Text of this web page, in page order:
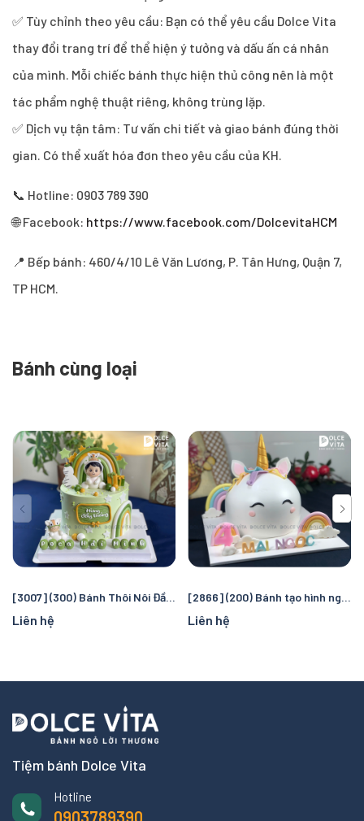
✅ Tùy chỉnh theo yêu cầu: Bạn có thể yêu cầu Dolce Vita
thay đổi trang trí để thể hiện ý tưởng và dấu ấn cá nhân
của mình. Mỗi chiếc bánh thực hiện thủ công nên là một
tác phẩm nghệ thuật riêng, không trùng lặp.
✅ Dịch vụ tận tâm: Tư vấn chi tiết và giao bánh đúng thời
gian. Có thể xuất hóa đơn theo yêu cầu của KH.
📞 Hotline: 0903 789 390
🌐 Facebook: https://www.facebook.com/DolcevitaHCM
📍 Bếp bánh: 460/4/10 Lê Văn Lương, P. Tân Hưng, Quận 7,
TP HCM.
Bánh cùng loại
[3007] (300) Bánh Thôi Nôi Đầy Tháng Bé Tuổi Ngựa - Tạo Hình Chú Ngựa Dễ Thương
Liên hệ
[2866] (200) Bánh tạo hình ngựa Pony (unicorn)
Liên hệ
Tiệm bánh Dolce Vita
Hotline
0903789390